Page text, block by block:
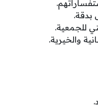
بدقة.
للجمعية.
والخيرية.